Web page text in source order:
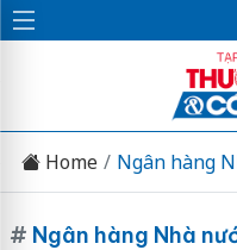
Home Ngân hàng
# Ngân hàng Nhà